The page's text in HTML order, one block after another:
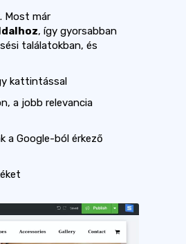
Most már
, így gyorsabban
találatokban, és
kattintással
a jobb relevancia
a Google-ból érkező